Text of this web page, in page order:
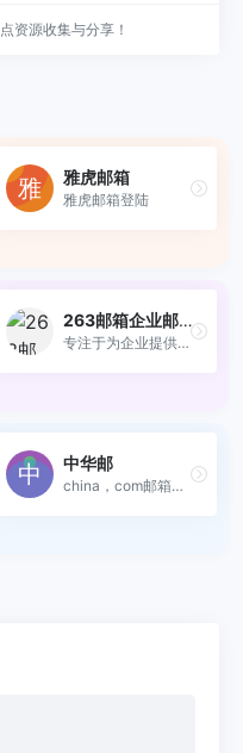
资源收集与分享！
雅虎邮箱
雅虎邮箱登陆
263邮箱企业邮箱
专注于为企业提供快速、智能...
中华邮
china，com邮箱，付费邮箱，...